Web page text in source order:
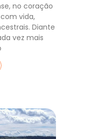
no coração
vida,
Diante
vez mais